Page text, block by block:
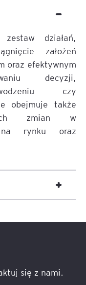
działań,
założeń
oraz efektywnym
decyzji,
czy
obejmuje także
zmian w
na rynku oraz
się z nami.